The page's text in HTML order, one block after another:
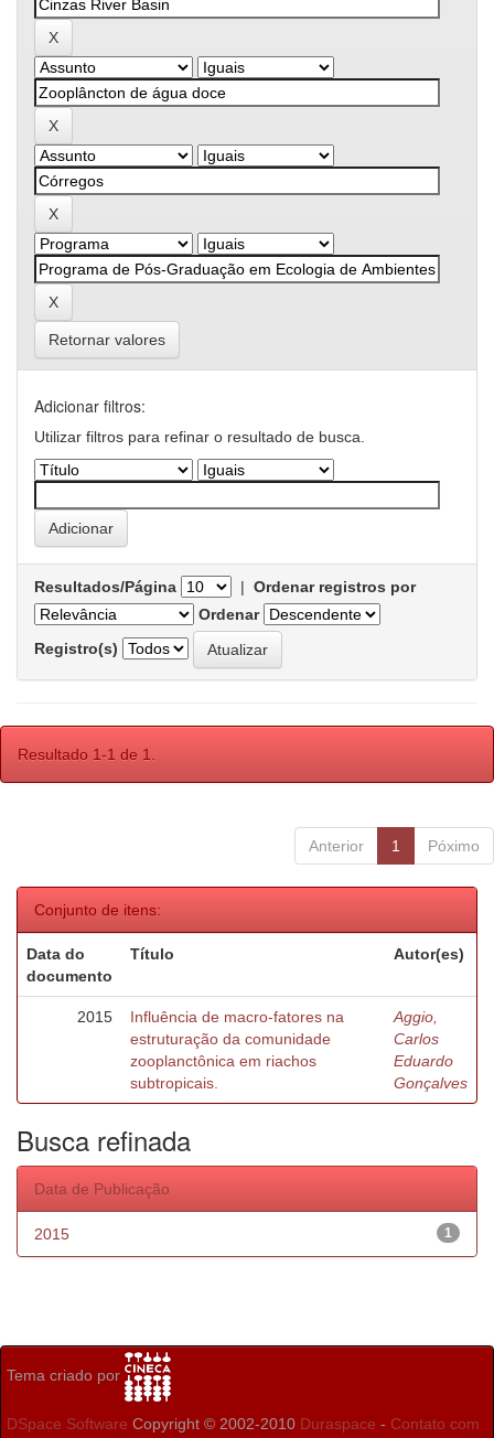
Retornar valores
Adicionar filtros:
Utilizar filtros para refinar o resultado de busca.
Resultados/Página | Ordenar registros por
Ordenar
Registro(s)
Resultado 1-1 de 1.
Anterior 1 Póximo
Conjunto de itens:
Data do
documento
Título Autor(es)
2015
Influência de macro-fatores na
estruturação da comunidade
zooplanctônica em riachos
subtropicais.
Aggio,
Carlos
Eduardo
Gonçalves
Busca refinada
Data de Publicação
1
2015
Tema criado por
DSpace Software Copyright © 2002-2010 Duraspace - Contato com